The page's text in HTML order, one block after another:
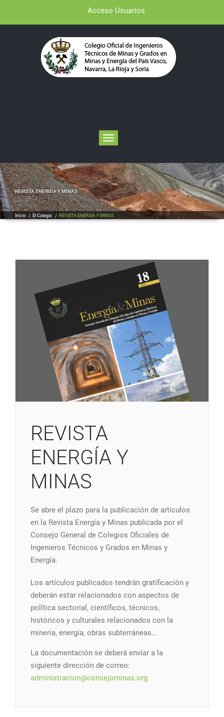
Acceso Usuarios
Toggle navigation
REVISTA ENERGÍA Y MINAS
Inicio / El Colegio/REVISTA ENERGÍA Y MINAS
REVISTA
ENERGÍA Y
MINAS
Se abre el plazo para la publicación de artículos
en la Revista Energía y Minas publicada por el
Consejo General de Colegios Oficiales de
Ingenieros Técnicos y Grados en Minas y
Energía.
Los artículos publicados tendrán gratificación y
deberán estar relacionados con aspectos de
política sectorial, científicos, técnicos,
históricos y culturales relacionados con la
minería, energía, obras subterráneas...
La documentación se deberá enviar a la
siguiente dirección de correo:
administracion@consejominas.org